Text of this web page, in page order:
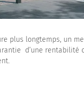
plus longtemps, un
d’une rentabilité